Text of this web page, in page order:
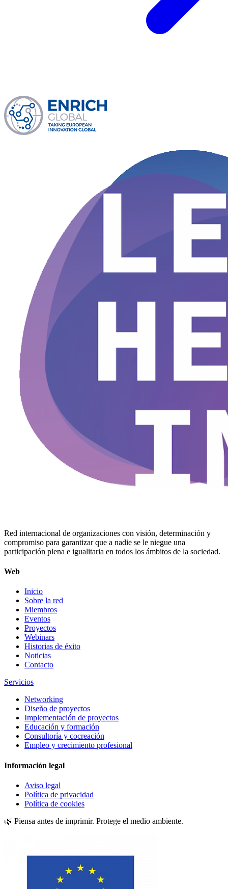
Red internacional de organizaciones con visión, determinación y
compromiso para garantizar que a nadie se le niegue una
participación plena e igualitaria en todos los ámbitos de la sociedad.
Web
Inicio
Sobre la red
Miembros
Eventos
Proyectos
Webinars
Historias de éxito
Noticias
Contacto
Servicios
Networking
Diseño de proyectos
Implementación de proyectos
Educación y formación
Consultoría y cocreación
Empleo y crecimiento profesional
Información legal
Aviso legal
Política de privacidad
Política de cookies
🌿 Piensa antes de imprimir. Protege el medio ambiente.